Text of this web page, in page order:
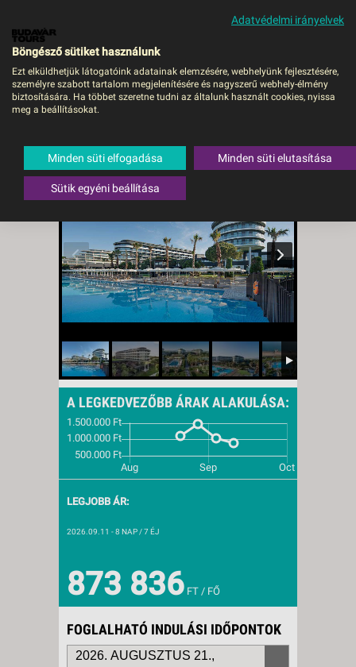
MENÜ
Voyage Belek Golf & Spa -
Törökország,Török riviéra,Belek
A LEGKEDVEZŐBB ÁRAK ALAKULÁSA:
LEGJOBB ÁR:
2026.09.11 - 8 NAP / 7 ÉJ
873 836 FT / FŐ
FOGLALHATÓ INDULÁSI IDŐPONTOK
2026. AUGUSZTUS 21.,
Adatvédelmi irányelvek
Böngésző sütiket használunk
Ezt elküldhetjük látogatóink adatainak elemzésére, webhelyünk fejlesztésére,
személyre szabott tartalom megjelenítésére és nagyszerű webhely-élmény
biztosítására. Ha többet szeretne tudni az általunk használt cookies, nyissa
meg a beállításokat.
Minden süti elfogadása Minden süti elutasítása
Sütik egyéni beállítása